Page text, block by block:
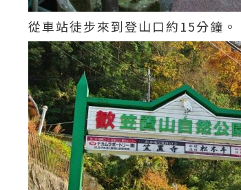
從車站徒步來到登山口約15分鐘。